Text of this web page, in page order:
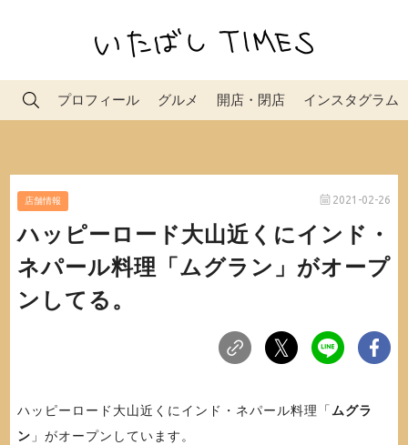
プロフィール グルメ 開店・閉店 インスタグラム
店舗情報 2021-02-26
ハッピーロード大山近くにインド・
ネパール料理「ムグラン」がオープ
ンしてる。
ハッピーロード大山近くにインド・ネパール料理「 ムグラ
ン 」がオープンしています。